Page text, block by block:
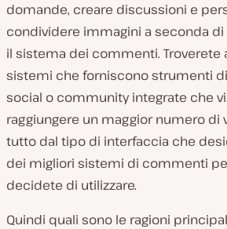
domande, creare discussioni e
condividere immagini a seconda
il sistema dei commenti. Troverete
sistemi che forniscono strumenti
social o community integrate che
raggiungere un maggior numero di
tutto dal tipo di interfaccia che
dei migliori sistemi di commenti
decidete di utilizzare.
Quindi quali sono le ragioni